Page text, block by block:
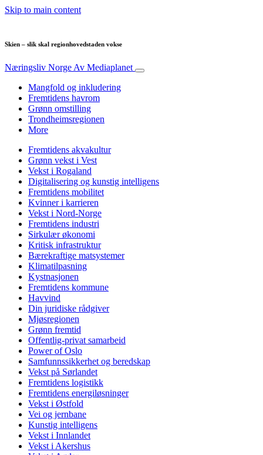
Skip to main content
Skien – slik skal regionhovedstaden vokse
Næringsliv Norge Av Mediaplanet
Mangfold og inkludering
Fremtidens havrom
Grønn omstilling
Trondheimsregionen
More
Fremtidens akvakultur
Grønn vekst i Vest
Vekst i Rogaland
Digitalisering og kunstig intelligens
Fremtidens mobilitet
Kvinner i karrieren
Vekst i Nord-Norge
Fremtidens industri
Sirkulær økonomi
Kritisk infrastruktur
Bærekraftige matsystemer
Klimatilpasning
Kystnasjonen
Fremtidens kommune
Havvind
Din juridiske rådgiver
Mjøsregionen
Grønn fremtid
Offentlig-privat samarbeid
Power of Oslo
Samfunnssikkerhet og beredskap
Vekst på Sørlandet
Fremtidens logistikk
Fremtidens energiløsninger
Vekst i Østfold
Vei og jernbane
Kunstig intelligens
Vekst i Innlandet
Vekst i Akershus